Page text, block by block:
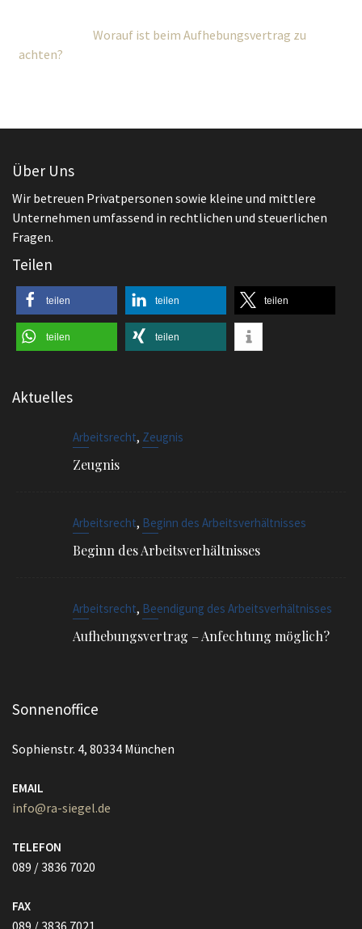
Worauf ist beim Aufhebungsvertrag zu
achten?
Über Uns
Wir betreuen Privatpersonen sowie kleine und mittlere
Unternehmen umfassend in rechtlichen und steuerlichen
Fragen.
Teilen
teilen teilen teilen
teilen teilen
Aktuelles
Arbeitsrecht, Zeugnis
Zeugnis
Arbeitsrecht, Beginn des Arbeitsverhältnisses
Beginn des Arbeitsverhältnisses
Arbeitsrecht, Beendigung des Arbeitsverhältnisses
Aufhebungsvertrag – Anfechtung möglich?
Sonnenoffice
Sophienstr. 4, 80334 München
EMAIL
info@ra-siegel.de
TELEFON
089 / 3836 7020
FAX
089 / 3836 7021